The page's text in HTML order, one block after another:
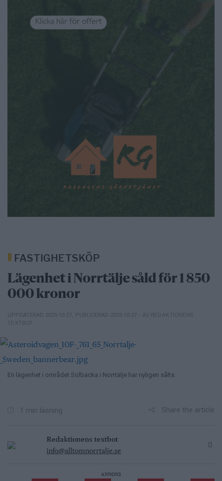
FASTIGHETSKÖP
Lägenhet i Norrtälje såld för 1 850
000 kronor
UPPDATERAD 2025-10-27 PUBLICERAD 2025-10-27
– AV REDAKTIONENS
TEXTBOT
En lägenhet i området Solbacka i Norrtälje har nyligen sålts.
1 min läsning Share the article
Redaktionens textbot
info@alltomnorrtalje.se
ANNONS